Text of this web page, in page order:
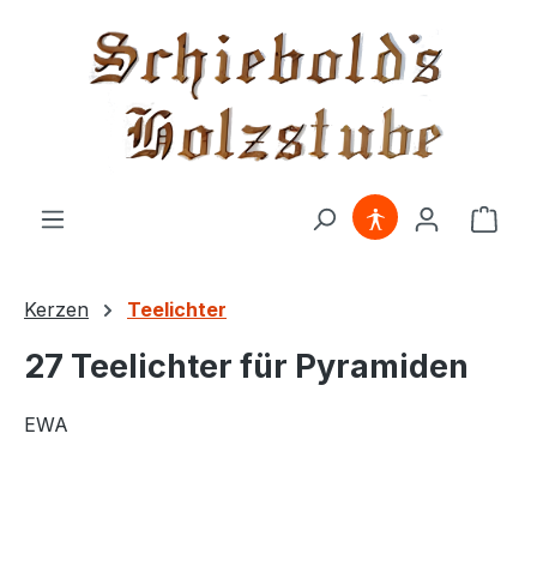
springen
Kerzen Teelichter
27 Teelichter für Pyramiden
EWA